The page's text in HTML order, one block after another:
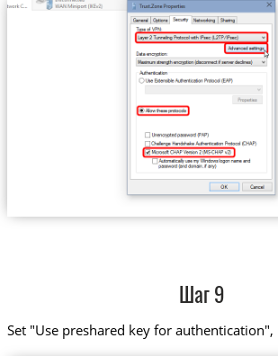
Шаг 9
Set "Use preshared key for authentication",